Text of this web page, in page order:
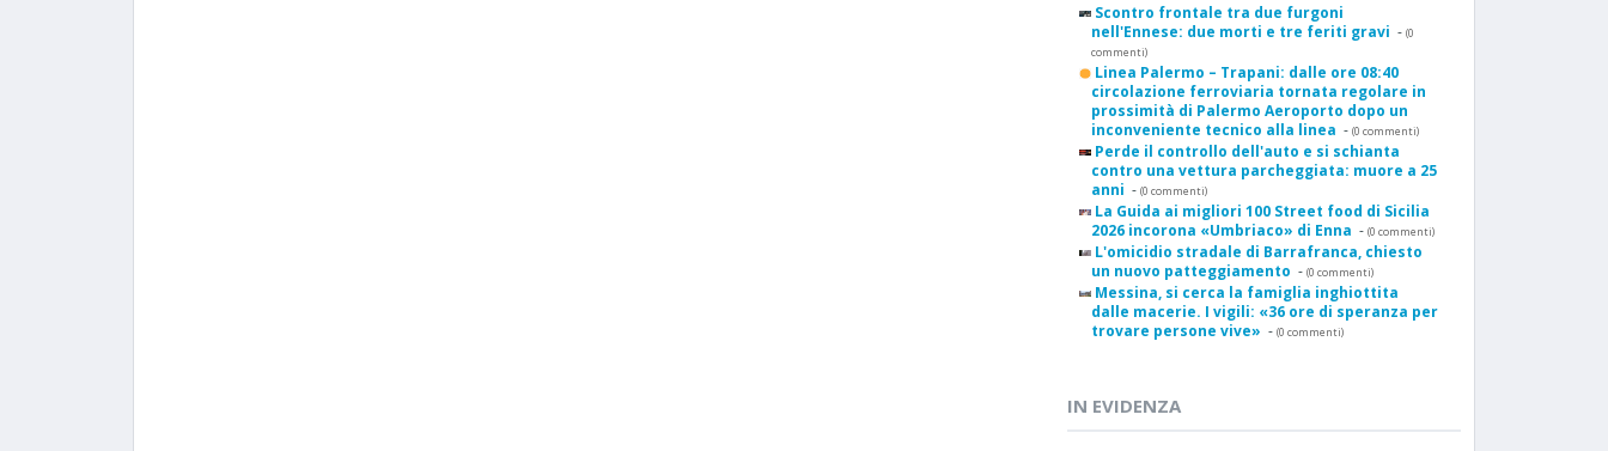
Scontro frontale tra due furgoni
nell'Ennese: due morti e tre feriti gravi - (0
commenti)
Linea Palermo – Trapani: dalle ore 08:40
circolazione ferroviaria tornata regolare in
prossimità di Palermo Aeroporto dopo un
inconveniente tecnico alla linea - (0 commenti)
Perde il controllo dell'auto e si schianta
contro una vettura parcheggiata: muore a 25
anni - (0 commenti)
La Guida ai migliori 100 Street food di Sicilia
2026 incorona «Umbriaco» di Enna - (0 commenti)
L'omicidio stradale di Barrafranca, chiesto
un nuovo patteggiamento - (0 commenti)
Messina, si cerca la famiglia inghiottita
dalle macerie. I vigili: «36 ore di speranza per
trovare persone vive» - (0 commenti)
IN EVIDENZA